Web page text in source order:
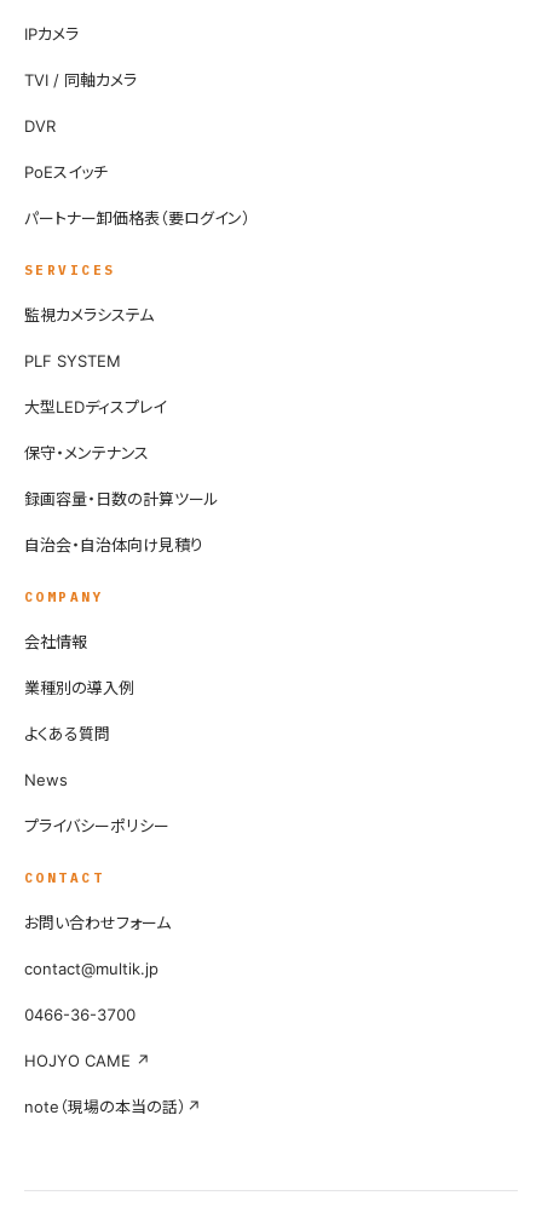
IPカメラ
TVI / 同軸カメラ
DVR
PoEスイッチ
パートナー卸価格表（要ログイン）
SERVICES
監視カメラシステム
PLF SYSTEM
大型LEDディスプレイ
保守・メンテナンス
録画容量・日数の計算ツール
自治会・自治体向け見積り
COMPANY
会社情報
業種別の導入例
よくある質問
News
プライバシーポリシー
CONTACT
お問い合わせフォーム
contact@multik.jp
0466-36-3700
HOJYO CAME ↗
note（現場の本当の話）↗